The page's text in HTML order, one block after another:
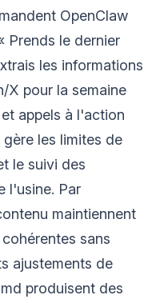
OpenClaw
Prends le dernier
les informations
X pour la semaine
appels à l'action
les limites de
le suivi des
l'usine. Par
maintiennent
sans
ajustements de
produisent des